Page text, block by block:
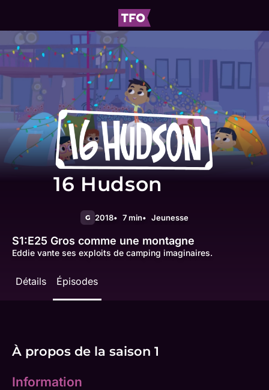
16 Hudson
G 2018 7 min Jeunesse
S1:E25 Gros comme une montagne
Eddie vante ses exploits de camping imaginaires.
Détails Épisodes
À propos de la saison 1
Information